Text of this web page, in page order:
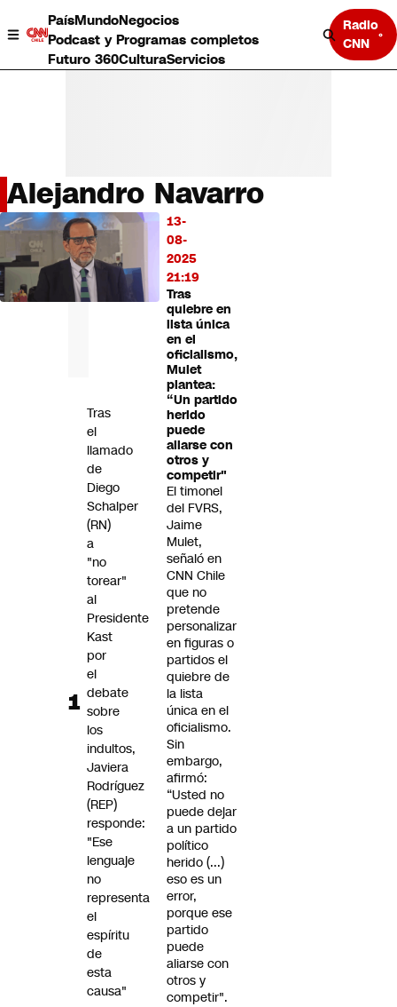
PaísMundoNegocios
Podcast y Programas completos
Futuro 360CulturaServicios
Radio
CNN
País
Mundo
Negocios
Deportes
Programas completos
Alejandro Navarro
13-
08-
2025
21:19
Tras
quiebre en
lista única
en el
oficialismo,
Mulet
plantea:
“Un partido
herido
puede
aliarse con
otros y
competir"
El timonel
del FVRS,
Jaime
Mulet,
señaló en
CNN Chile
que no
pretende
personalizar
en figuras o
partidos el
quiebre de
la lista
única en el
oficialismo.
Sin
embargo,
afirmó:
“Usted no
puede dejar
a un partido
político
herido (...)
eso es un
error,
porque ese
partido
puede
aliarse con
otros y
competir".
LO
MÁS
LEÍDO
Tras
el
llamado
de
Diego
Schalper
(RN)
a
"no
torear"
al
Presidente
Kast
por
el
debate
sobre
los
indultos,
Javiera
Rodríguez
(REP)
responde:
"Ese
lenguaje
no
representa
el
espíritu
de
esta
causa"